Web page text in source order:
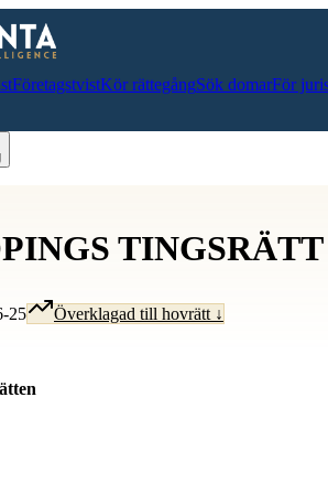
FöretagstvistKör rättegångSök domarFör
TINGSRÄTT
25 Överklagad till hovrätt ↓